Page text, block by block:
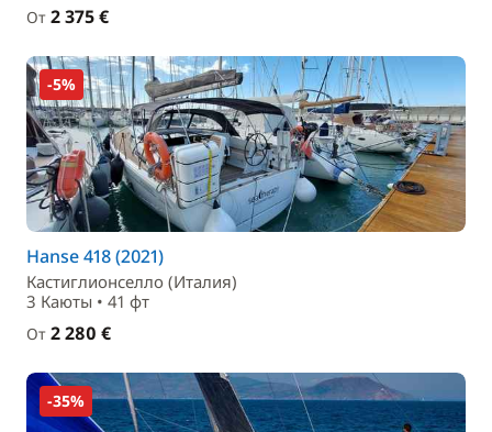
От 2 375 €
-5%
Hanse 418 (2021)
Кастиглионселло (Италия)
3 Каюты • 41 фт
От 2 280 €
-35%